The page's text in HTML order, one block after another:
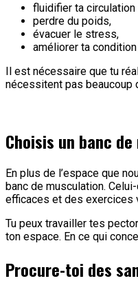
fluidifier ta circulation
perdre du poids,
évacuer le stress,
améliorer ta
Il est nécessaire que tu
nécessitent pas beaucoup
Choisis un banc
En plus de l’espace que
banc de musculation.
efficaces et des exercices
Tu peux travailler tes
ton espace. En ce qui
Procure-toi des